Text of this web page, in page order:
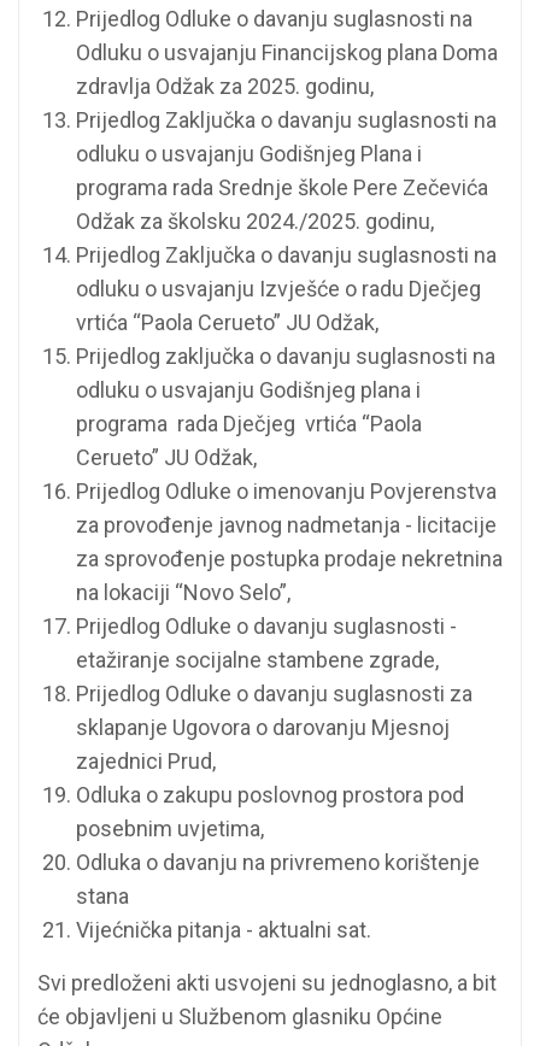
Prijedlog Odluke o davanju suglasnosti na
Odluku o usvajanju Financijskog plana Doma
zdravlja Odžak za 2025. godinu,
Prijedlog Zaključka o davanju suglasnosti na
odluku o usvajanju Godišnjeg Plana i
programa rada Srednje škole Pere Zečevića
Odžak za školsku 2024./2025. godinu,
Prijedlog Zaključka o davanju suglasnosti na
odluku o usvajanju Izvješće o radu Dječjeg
vrtića “Paola Cerueto” JU Odžak,
Prijedlog zaključka o davanju suglasnosti na
odluku o usvajanju Godišnjeg plana i
programa rada Dječjeg vrtića “Paola
Cerueto” JU Odžak,
Prijedlog Odluke o imenovanju Povjerenstva
za provođenje javnog nadmetanja - licitacije
za sprovođenje postupka prodaje nekretnina
na lokaciji “Novo Selo”,
Prijedlog Odluke o davanju suglasnosti -
etažiranje socijalne stambene zgrade,
Prijedlog Odluke o davanju suglasnosti za
sklapanje Ugovora o darovanju Mjesnoj
zajednici Prud,
Odluka o zakupu poslovnog prostora pod
posebnim uvjetima,
Odluka o davanju na privremeno korištenje
stana
Vijećnička pitanja - aktualni sat.
Svi predloženi akti usvojeni su jednoglasno, a bit
će objavljeni u Službenom glasniku Općine